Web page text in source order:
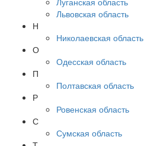
Львовская область
Н
Николаевская область
О
Одесская область
П
Полтавская область
Р
Ровенская область
С
Сумская область